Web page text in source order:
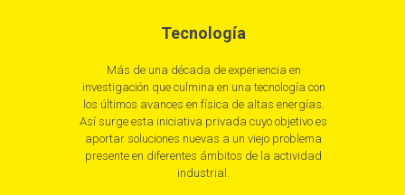
Tecnología
Más de una década de experiencia en
investigación que culmina en una tecnología con
los últimos avances en física de altas energías.
Así surge esta iniciativa privada cuyo objetivo es
aportar soluciones nuevas a un viejo problema
presente en diferentes ámbitos de la actividad
industrial.